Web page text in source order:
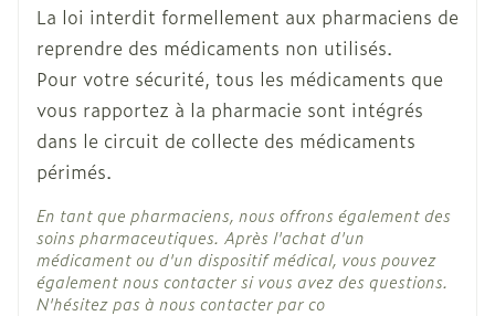
avez un choc cardiogénique (une affection dans
laquelle votre cœur est incapable de fournir
assez de sang à l'organisme), • si vous avez une
pression artérielle très basse (hypotension), • si
vous souffrez d'une insuffisance cardiaque
après une crise cardiaque, • si vous avez du
êtes traité par un médicament contenant de
l'aliskirène pour diminuer votre pression
artérielle, • si vous avez pris ou vous prenez
Préservation
Température ambiante (15°C -
25°C)
La loi interdit formellement aux pharmaciens de
reprendre des médicaments non utilisés.
Pour votre sécurité, tous les médicaments que
vous rapportez à la pharmacie sont intégrés
dans le circuit de collecte des médicaments
périmés.
En tant que pharmaciens, nous offrons également des
soins pharmaceutiques. Après l'achat d'un
médicament ou d'un dispositif médical, vous pouvez
également nous contacter si vous avez des questions.
N'hésitez pas à nous contacter par co